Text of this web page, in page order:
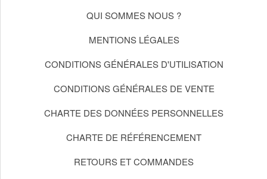
QUI SOMMES NOUS ?
MENTIONS LÉGALES
CONDITIONS GÉNÉRALES D'UTILISATION
CONDITIONS GÉNÉRALES DE VENTE
CHARTE DES DONNÉES PERSONNELLES
CHARTE DE RÉFÉRENCEMENT
RETOURS ET COMMANDES